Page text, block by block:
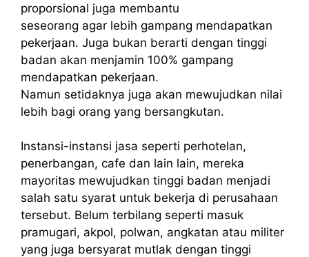
proporsional juga membantu
seseorang agar lebih gampang mendapatkan
pekerjaan. Juga bukan berarti dengan tinggi
badan akan menjamin 100% gampang
mendapatkan pekerjaan.
Namun setidaknya juga akan mewujudkan nilai
lebih bagi orang yang bersangkutan.
Instansi-instansi jasa seperti perhotelan,
penerbangan, cafe dan lain lain, mereka
mayoritas mewujudkan tinggi badan menjadi
salah satu syarat untuk bekerja di perusahaan
tersebut. Belum terbilang seperti masuk
pramugari, akpol, polwan, angkatan atau militer
yang juga bersyarat mutlak dengan tinggi